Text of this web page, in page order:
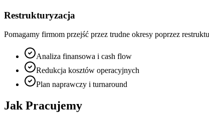
Restrukturyzacja
Pomagamy firmom przejść przez trudne okresy poprzez
Analiza finansowa i cash flow
Redukcja kosztów operacyjnych
Plan naprawczy i turnaround
Jak Pracujemy